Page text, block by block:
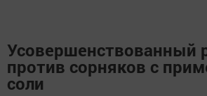
Усовершенствованный
против сорняков с
соли